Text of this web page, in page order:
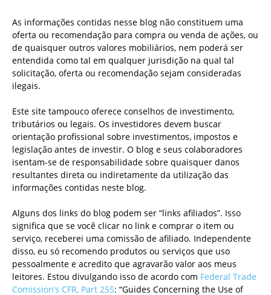
As informações contidas nesse blog não constituem uma
oferta ou recomendação para compra ou venda de ações, ou
de quaisquer outros valores mobiliários, nem poderá ser
entendida como tal em qualquer jurisdição na qual tal
solicitação, oferta ou recomendação sejam consideradas
ilegais.
Este site tampouco oferece conselhos de investimento,
tributários ou legais. Os investidores devem buscar
orientação profissional sobre investimentos, impostos e
legislação antes de investir. O blog e seus colaboradores
isentam-se de responsabilidade sobre quaisquer danos
resultantes direta ou indiretamente da utilização das
informações contidas neste blog.
Alguns dos links do blog podem ser “links afiliados”. Isso
significa que se você clicar no link e comprar o item ou
serviço, receberei uma comissão de afiliado. Independente
disso, eu só recomendo produtos ou serviços que uso
pessoalmente e acredito que agravarão valor aos meus
leitores. Estou divulgando isso de acordo com Federal Trade
Comission’s CFR, Part 255: “Guides Concerning the Use of